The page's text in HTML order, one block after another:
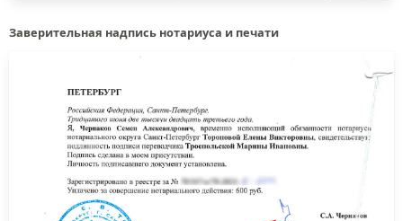
Заверительная надпись нотариуса и печати